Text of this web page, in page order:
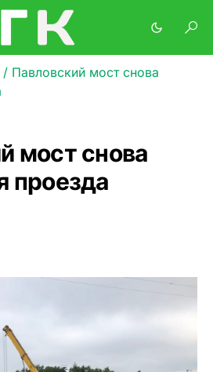
/ Павловский мост снова
мост снова
проезда